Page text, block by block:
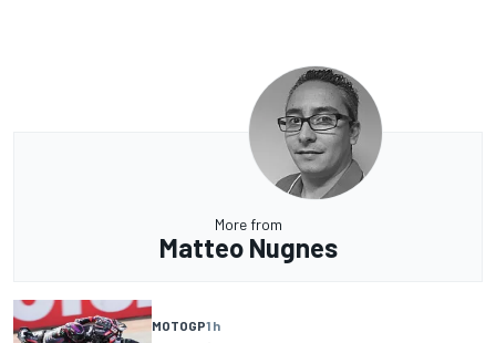
More from
Matteo Nugnes
MOTOGP1 h